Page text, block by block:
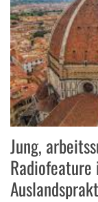
Jung,